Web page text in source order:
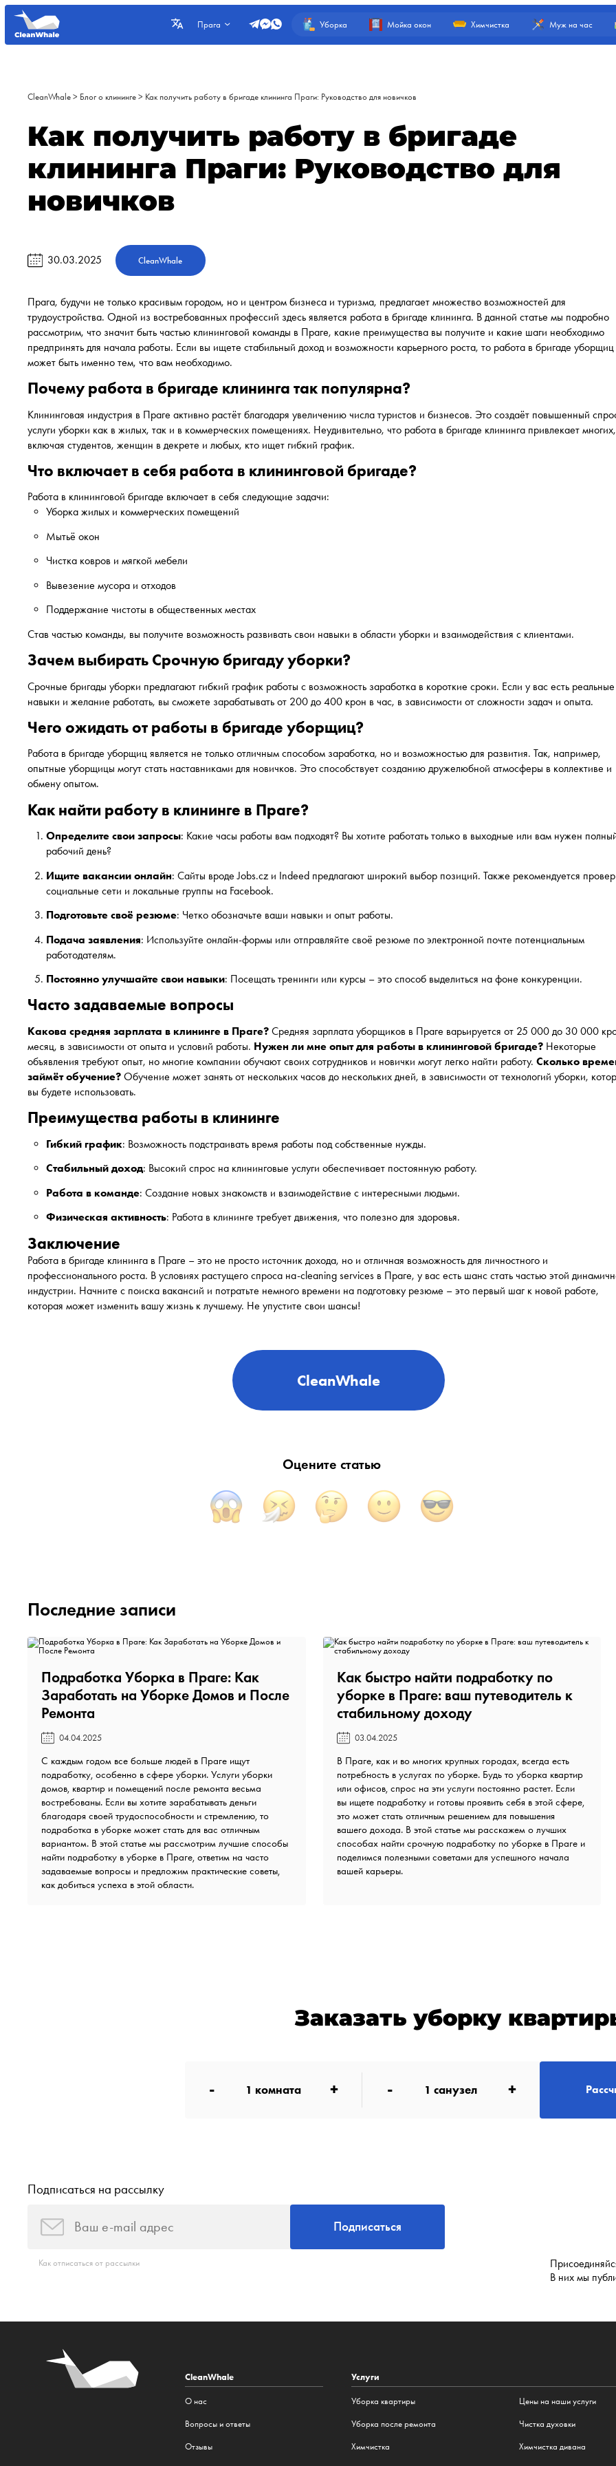
Прага Уборка Мойка окон Химчистка Муж на час
CleanWhale > Блог о клининге > Как получить работу в бригаде клининга Праги: Руководство для новичков
Как получить работу в бригаде
клининга Праги: Руководство для
новичков
30.03.2025 CleanWhale
Прага, будучи не только красивым городом, но и центром бизнеса и туризма, предлагает множество возможностей для
трудоустройства. Одной из востребованных профессий здесь является работа в бригаде клининга. В данной статье мы подробно
рассмотрим, что значит быть частью клининговой команды в Праге, какие преимущества вы получите и какие шаги необходимо
предпринять для начала работы. Если вы ищете стабильный доход и возможности карьерного роста, то работа в бригаде уборщиц
может быть именно тем, что вам необходимо.
Почему работа в бригаде клининга так популярна?
Клининговая индустрия в Праге активно растёт благодаря увеличению числа туристов и бизнесов. Это создаёт повышенный
услуги уборки как в жилых, так и в коммерческих помещениях. Неудивительно, что работа в бригаде клининга привлекает многих,
включая студентов, женщин в декрете и любых, кто ищет гибкий график.
Что включает в себя работа в клининговой бригаде?
Работа в клининговой бригаде включает в себя следующие задачи:
Уборка жилых и коммерческих помещений
Мытьё окон
Чистка ковров и мягкой мебели
Вывезение мусора и отходов
Поддержание чистоты в общественных местах
Став частью команды, вы получите возможность развивать свои навыки в области уборки и взаимодействия с клиентами.
Зачем выбирать Срочную бригаду уборки?
Срочные бригады уборки предлагают гибкий график работы с возможность заработка в короткие сроки. Если у вас есть реальные
навыки и желание работать, вы сможете зарабатывать от 200 до 400 крон в час, в зависимости от сложности задач и опыта.
Чего ожидать от работы в бригаде уборщиц?
Работа в бригаде уборщиц является не только отличным способом заработка, но и возможностью для развития. Так, например,
опытные уборщицы могут стать наставниками для новичков. Это способствует созданию дружелюбной атмосферы в коллективе и
обмену опытом.
Как найти работу в клининге в Праге?
Определите свои запросы: Какие часы работы вам подходят? Вы хотите работать только в выходные или вам нужен
рабочий день?
Ищите вакансии онлайн: Сайты вроде Jobs.cz и Indeed предлагают широкий выбор позиций. Также рекомендуется
социальные сети и локальные группы на Facebook.
Подготовьте своё резюме: Четко обозначьте ваши навыки и опыт работы.
Подача заявления: Используйте онлайн-формы или отправляйте своё резюме по электронной почте потенциальным
работодателям.
Постоянно улучшайте свои навыки: Посещать тренинги или курсы – это способ выделиться на фоне конкуренции.
Часто задаваемые вопросы
Какова средняя зарплата в клининге в Праге? Средняя зарплата уборщиков в Праге варьируется от 25 000 до 30 000
месяц, в зависимости от опыта и условий работы. Нужен ли мне опыт для работы в клининговой бригаде? Некоторые
объявления требуют опыт, но многие компании обучают своих сотрудников и новички могут легко найти работу.Сколько
займёт обучение? Обучение может занять от нескольких часов до нескольких дней, в зависимости от технологий уборки,
вы будете использовать.
Преимущества работы в клининге
Гибкий график: Возможность подстраивать время работы под собственные нужды.
Стабильный доход: Высокий спрос на клининговые услуги обеспечивает постоянную работу.
Работа в команде: Создание новых знакомств и взаимодействие с интересными людьми.
Физическая активность: Работа в клининге требует движения, что полезно для здоровья.
Заключение
Работа в бригаде клининга в Праге – это не просто источник дохода, но и отличная возможность для личностного и
профессионального роста. В условиях растущего спроса на-cleaning services в Праге, у вас есть шанс стать частью этой
индустрии. Начните с поиска вакансий и потратьте немного времени на подготовку резюме – это первый шаг к новой работе,
которая может изменить вашу жизнь к лучшему. Не упустите свои шансы!
CleanWhale
Оцените статью
Последние записи
Подработка Уборка в Праге: Как
Заработать на Уборке Домов и После
Ремонта️
04.04.2025
С каждым годом все больше людей в Праге ищут
подработку, особенно в сфере уборки. Услуги уборки
домов, квартир и помещений после ремонта весьма
востребованы. Если вы хотите зарабатывать деньги
благодаря своей трудоспособности и стремлению, то
подработка в уборке может стать для вас отличным
вариантом. В этой статье мы рассмотрим лучшие способы
найти подработку в уборке в Праге, ответим на часто
задаваемые вопросы и предложим практические советы,
как добиться успеха в этой области.
Как быстро найти подработку по
уборке в Праге: ваш путеводитель к
стабильному доходу️
03.04.2025
В Праге, как и во многих крупных городах, всегда есть
потребность в услугах по уборке. Будь то уборка квартир
или офисов, спрос на эти услуги постоянно растет. Если
вы ищете подработку и готовы проявить себя в этой сфере,
это может стать отличным решением для повышения
вашего дохода. В этой статье мы расскажем о лучших
способах найти срочную подработку по уборке в Праге и
поделимся полезными советами для успешного начала
вашей карьеры.
Заказать уборку
- 1 комната + - 1 санузел +
Подписаться на рассылку
Подписаться
Как отписаться от рассылки
В них мы
CleanWhale
О нас
Вопросы и ответы
Отзывы
Услуги
Уборка квартиры
Уборка после ремонта
Химчистка
Цены на наши услуги
Чистка духовки
Химчистка дивана